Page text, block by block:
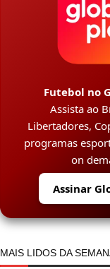
Futebol no
Assista ao
Libertadores,
programas
on
Assinar
MAIS LIDOS DA